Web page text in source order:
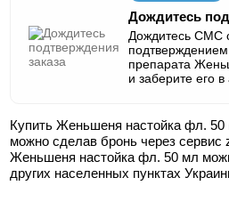
Дождитесь
Дождитесь СМС
препарата
и заберите его в
Купить Женьшеня настойка фл. 50
можно сделав бронь через сервис
Женьшеня настойка фл. 50 мл
других населенных пунктах